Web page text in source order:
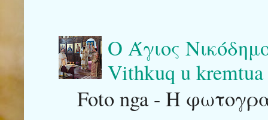
Ο Άγιος
Vithkuq u
Foto nga - Η